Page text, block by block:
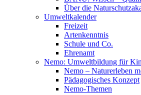
Über die
Umweltkalender
Freizeit
Artenkenntnis
Schule und Co.
Ehrenamt
Nemo: Umweltbildung für
Nemo – Naturerleben
Pädagogisches Konzept
Nemo-Themen